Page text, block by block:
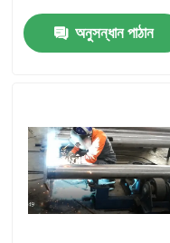
বাড়ি
পণ্য
অনুসন্ধান পাঠান